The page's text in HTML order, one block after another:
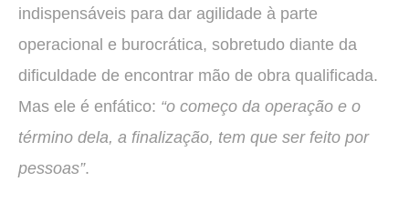
indispensáveis para dar agilidade à parte
operacional e burocrática, sobretudo diante da
dificuldade de encontrar mão de obra qualificada.
Mas ele é enfático: “o começo da operação e o
término dela, a finalização, tem que ser feito por
pessoas”.